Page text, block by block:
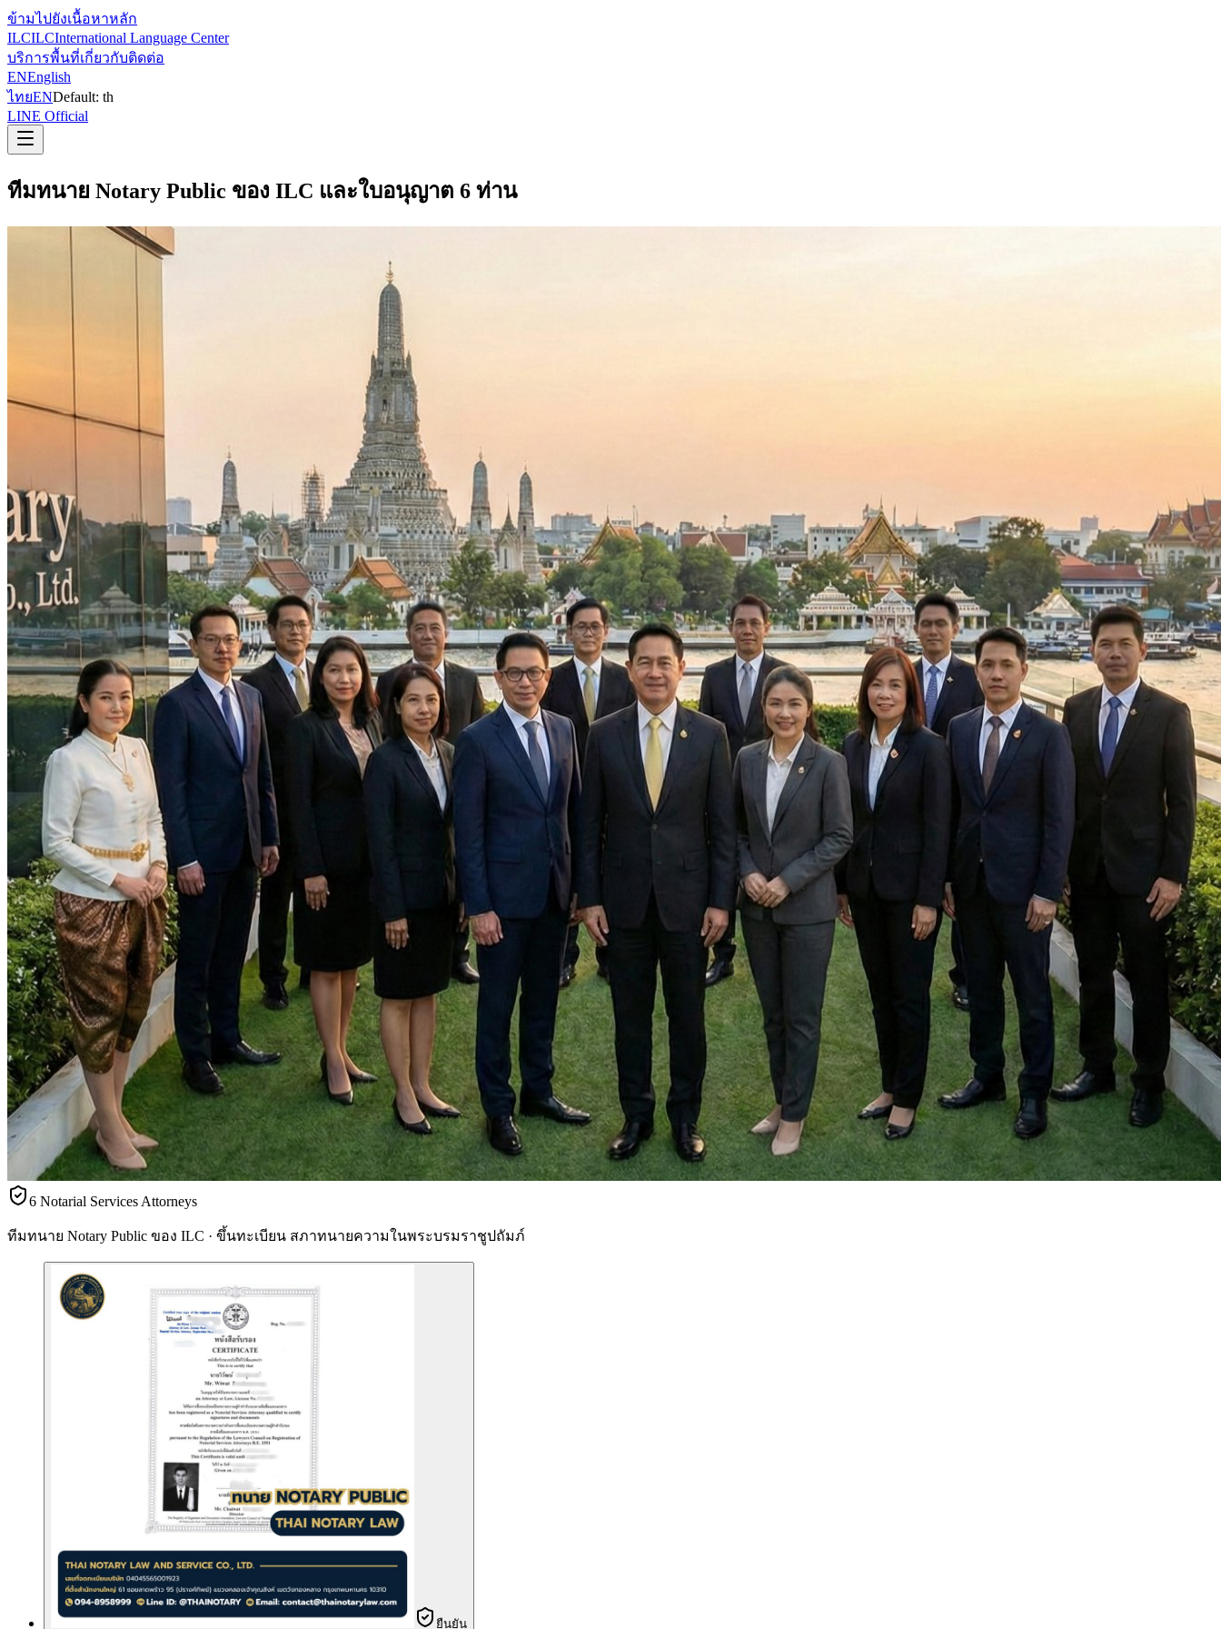
ข้ามไปยังเนื้อหาหลัก
ILCILCInternational Language Center
บริการพื้นที่เกี่ยวกับติดต่อ
ENEnglish
ไทยENDefault: th
LINE Official
ทีมทนาย Notary Public ของ ILC และใบอนุญาต 6 ท่าน
6 Notarial Services Attorneys
ทีมทนาย Notary Public ของ ILC · ขึ้นทะเบียน สภาทนายความในพระบรมราชูปถัมภ์
ยืนยัน